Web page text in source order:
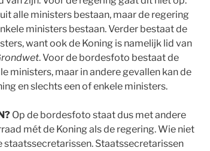
alle ministers bestaan, maar de regering
ministers bestaan. Verder bestaat de
want ook de Koning is namelijk lid van
. Voor de bordesfoto bestaat de
ministers, maar in andere gevallen kan de
en slechts een of enkele ministers.
Op de bordesfoto staat dus met andere
mét de Koning als de regering. Wie niet
staatssecretarissen. Staatssecretarissen